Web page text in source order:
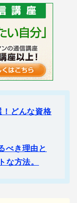
！どんな資格
べき理由と
な方法。